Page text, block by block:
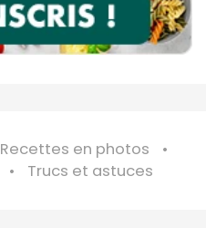
Recettes en photos
Trucs et astuces